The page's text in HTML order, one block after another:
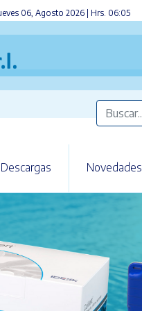
06, Agosto 2026 | Hrs. 06:05
Descargas Novedades